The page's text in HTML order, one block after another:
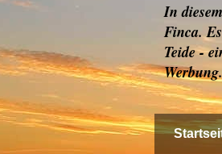
In
Finca.
Teide -